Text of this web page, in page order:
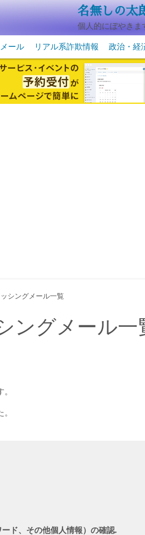
名無しの太
個人的にぼやきま
ール リアル系詐欺情報 政治・経
シングメール一覧
ングメール一
ド、その他個人情報）の確認.